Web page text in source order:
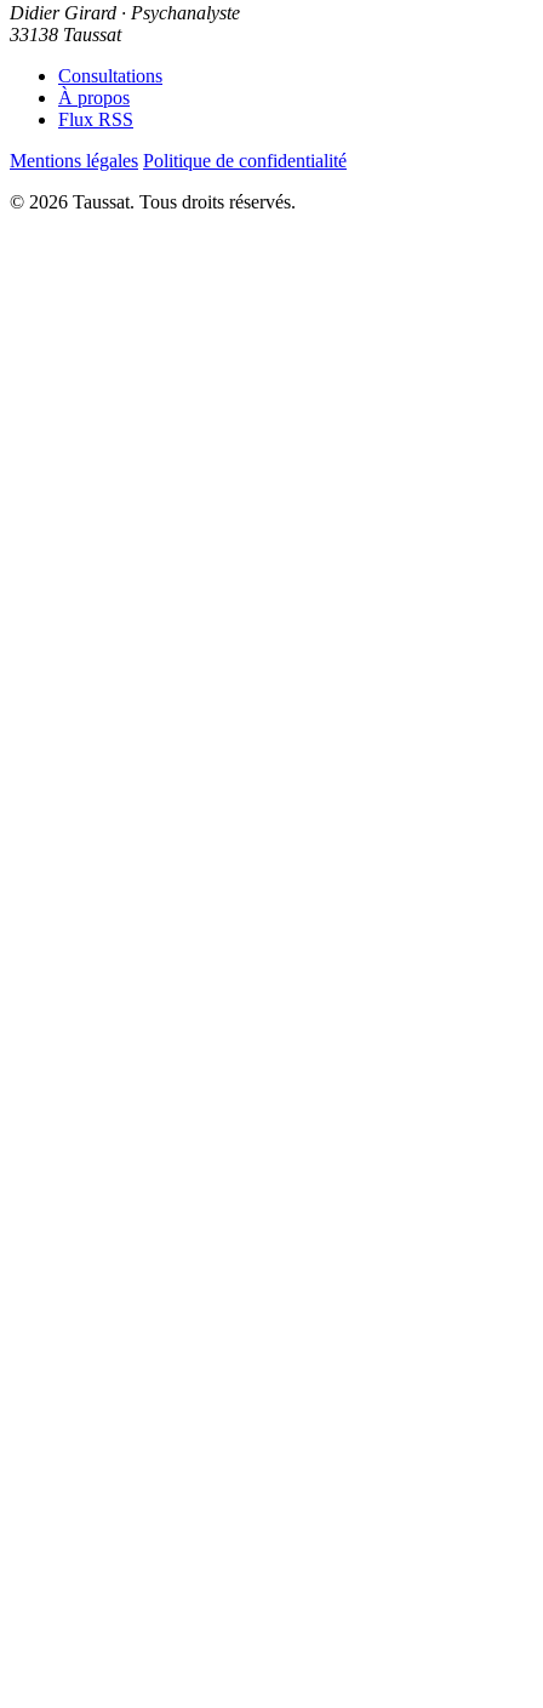
Didier Girard · Psychanalyste
33138 Taussat
Consultations
À propos
Flux RSS
Mentions légales Politique de confidentialité
© 2026 Taussat. Tous droits réservés.